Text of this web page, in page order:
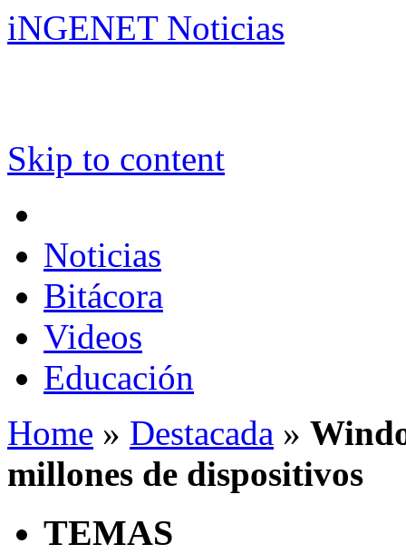
iNGENET Noticias
Skip to content
Noticias
Bitácora
Videos
Educación
Home » Destacada »
millones de dispositivos
TEMAS